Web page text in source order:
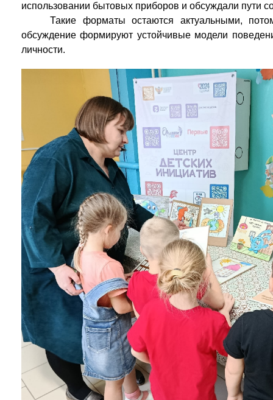
использовании бытовых приборов и обсуждали пути
Такие форматы остаются актуальными,
обсуждение формируют устойчивые модели
личности.